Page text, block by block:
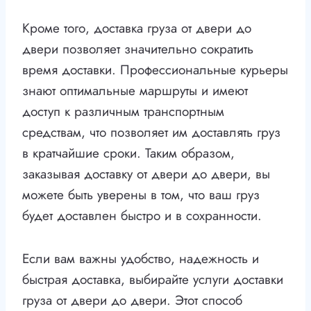
Кроме того, доставка груза от двери до
двери позволяет значительно сократить
время доставки. Профессиональные курьеры
знают оптимальные маршруты и имеют
доступ к различным транспортным
средствам, что позволяет им доставлять груз
в кратчайшие сроки. Таким образом,
заказывая доставку от двери до двери, вы
можете быть уверены в том, что ваш груз
будет доставлен быстро и в сохранности.
Если вам важны удобство, надежность и
быстрая доставка, выбирайте услуги доставки
груза от двери до двери. Этот способ